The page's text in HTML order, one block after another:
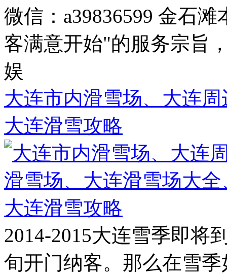
微信：a39836599 金石
客满意开始"的服务宗旨
娱
大连市内滑雪场、大连
大连滑雪攻略
2014-2015大连雪季即将
旬开门纳客。那么在雪